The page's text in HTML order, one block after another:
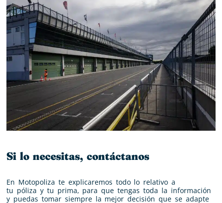
Si lo necesitas, contáctanos
En Motopoliza te explicaremos todo lo relativo a
tu póliza y tu prima, para que tengas toda la información
y puedas tomar siempre la mejor decisión que se adapte